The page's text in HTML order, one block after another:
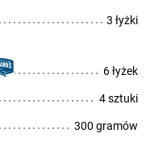
3 łyżki
6 łyżek
4 sztuki
300 gramów